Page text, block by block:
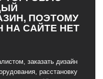
ПОЭТОМУ
НА САЙТЕ НЕТ
заказать дизайн
расстановку